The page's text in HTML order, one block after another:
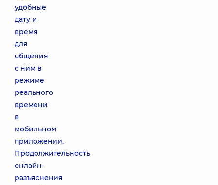
удобные
дату и
время
для
общения
с ним в
режиме
реального
времени
в
мобильном
приложении.
Продолжительность
онлайн-
разъяснения